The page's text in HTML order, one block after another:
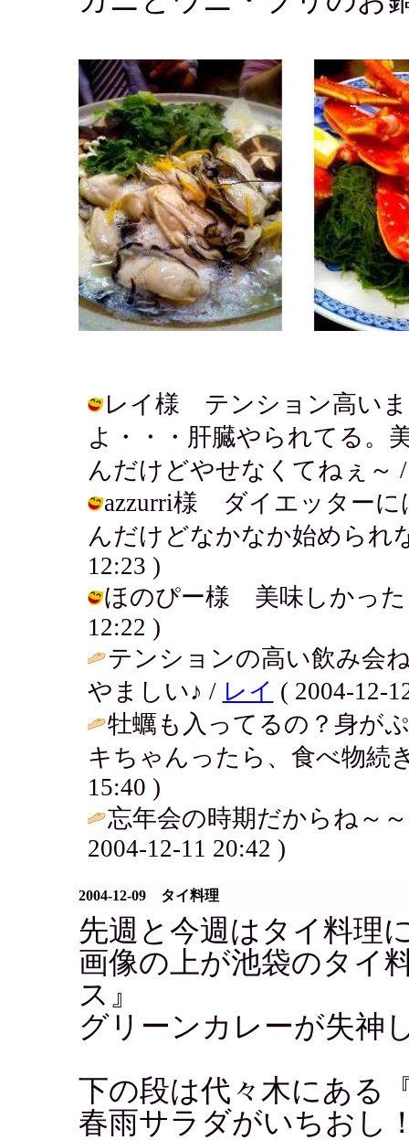
レイ様 テンション高い
よ・・・肝臓やられてる。
んだけどやせなくてねぇ～
azzurri様 ダイエッターに
んだけどなかなか始められ
12:23 )
ほのぴー様 美味しかった
12:22 )
テンションの高い飲み会
やましい♪ / レイ ( 2004-12-
牡蠣も入ってるの？身が
キちゃんったら、食べ物続
15:40 )
忘年会の時期だからね～
2004-12-11 20:42 )
2004-12-09 タイ料理
先週と今週はタイ料理
画像の上が池袋のタイ
ス』
グリーンカレーが失神
下の段は代々木にある
春雨サラダがいちおし